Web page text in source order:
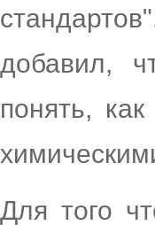
добавил,
понять,
Для того